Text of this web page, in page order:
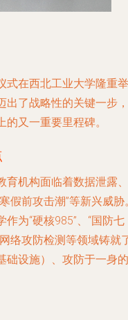
式在西北工业大学隆重举
出了战略性的关键一步，
又一重要里程碑。
育机构面临着数据泄露、
假前攻击潮”等新兴威胁
为“硬核985”、“国防七
络攻防检测等领域铸就
础设施）、攻防于一身的